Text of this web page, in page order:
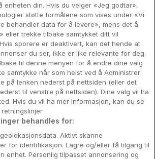
Bergen
Utforsk Norden
Om Coop HotellKupp
Konkurranse
Koselig avbrekk
Velvære i var
Premiumhotell
Venninnetur
enheten din. Hvis du velger «Jeg godtar»,
støtte formålene som vises under «Vi
behandler data for å levere», mens det å
eller trekke tilbake samtykket ditt vil
sporere er deaktivert, kan det hende at
du ser, ikke er like relevante for deg.
til denne menyen for å endre dine valg
samtykke når som helst ved å Administrer
på lenken nederst på nettsiden (eller det
til venstre på nettsiden). Dine valg vil ha
Hvis du vil ha mer informasjon, kan du se
behandles for:
Aktivt skanne
for identifikasjon. Lagre og/eller få tilgang til
enhet. Personlig tilpasset annonsering og